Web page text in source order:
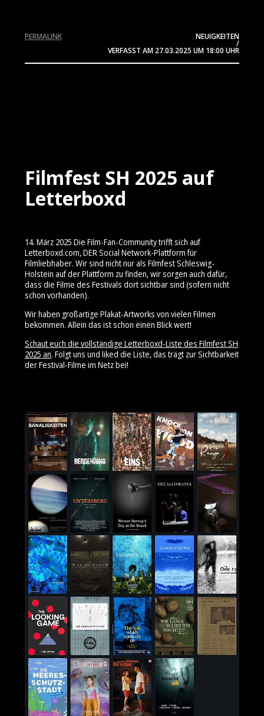
NEUIGKEITEN
/
VERFASST AM 27.03.2025 UM 18:00 UHR
PERMALINK
Filmfest SH 2025 auf
Letterboxd
14. März 2025 Die Film-Fan-Community trifft sich auf
Letterboxd.com, DER Social Network-Plattform für
Filmliebhaber. Wir sind nicht nur als Filmfest Schleswig-
Holstein auf der Plattform zu finden, wir sorgen auch dafür,
dass die Filme des Festivals dort sichtbar sind (sofern nicht
schon vorhanden).
Wir haben großartige Plakat-Artworks von vielen Filmen
bekommen. Allein das ist schon einen Blick wert!
Schaut euch die vollständige Letterboxd-Liste des Filmfest SH
2025 an. Folgt uns und liked die Liste, das trägt zur Sichtbarkeit
der Festival-Filme im Netz bei!